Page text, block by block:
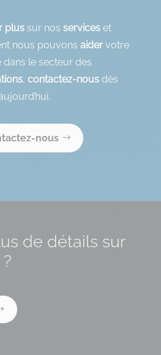
plussur nos serviceset
nous pouvons aidervotre
dans le secteur des
, contactez-nousdès
nous
de détails sur